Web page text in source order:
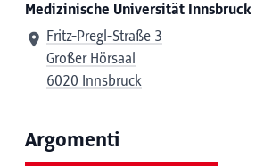
Medizinische Universität Innsbruck
Fritz-Pregl-Straße 3
Großer Hörsaal
6020 Innsbruck
Argomenti